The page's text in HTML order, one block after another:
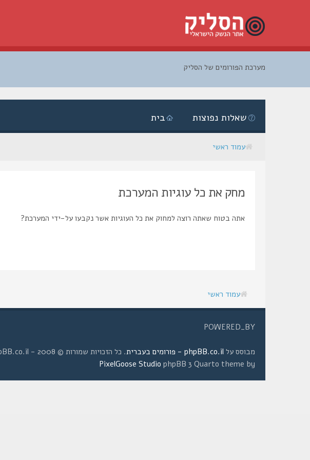
מערכת הפורומים של הסליק
בית שאלות נפוצות
עמוד ראשי
מחק את כל עוגיות המערכת
אתה בטוח שאתה רוצה למחוק את כל העוגיות אשר נקבעו על-ידי המערכת?
עמוד ראשי
POWERED_BY
מבוסס על phpBB.co.il - פורומים בעברית
. כל הזכויות שמורות © 2008 - phpBB.co.il.
phpBB 3 Quarto theme by
PixelGoose Studio